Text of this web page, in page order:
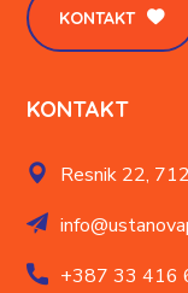
KONTAKT
KONTAKT
Resnik 22,
+38733 416